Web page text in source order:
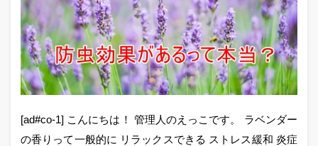
[ad#co-1] こんにちは！ 管理人のえっこです。 ラベンダー
の香りって一般的に リラックスできる ストレス緩和 炎症